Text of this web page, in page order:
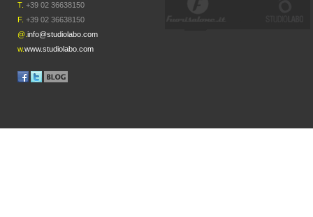
T. +39 02 36638150
F. +39 02 36638150
@. info@studiolabo.com
w.www.studiolabo.com